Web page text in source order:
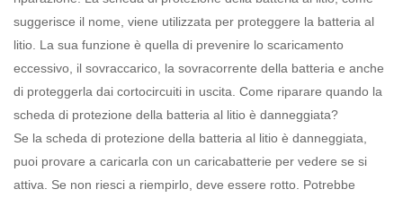
suggerisce il nome, viene utilizzata per proteggere la batteria al
litio. La sua funzione è quella di prevenire lo scaricamento
eccessivo, il sovraccarico, la sovracorrente della batteria e anche
di proteggerla dai cortocircuiti in uscita. Come riparare quando la
scheda di protezione della batteria al litio è danneggiata?
Se la scheda di protezione della batteria al litio è danneggiata,
puoi provare a caricarla con un caricabatterie per vedere se si
attiva. Se non riesci a riempirlo, deve essere rotto. Potrebbe